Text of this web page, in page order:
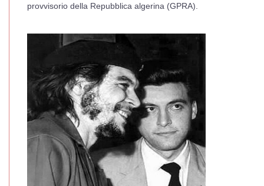
provvisorio della Repubblica algerina (GPRA).